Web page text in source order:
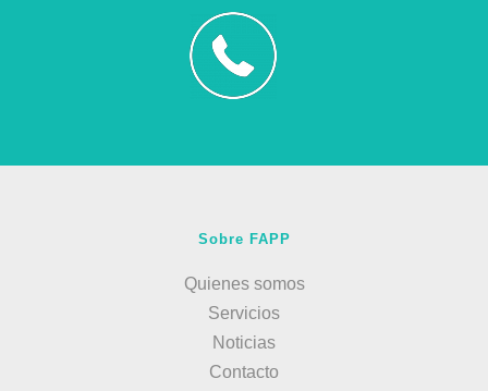
Sobre FAPP
Quienes somos
Servicios
Noticias
Contacto